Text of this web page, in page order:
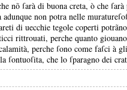
nõ ſarà di buona creta, ò che
adunque non potra nelle
di uecchie tegole coperti
rittrouati, perche quanto
perche ſono come faſci à
ſontuoſita, che lo ſparagno dei